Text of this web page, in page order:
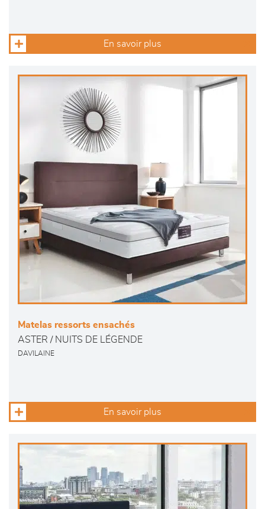
En savoir plus
Matelas ressorts ensachés
ASTER / NUITS DE LÉGENDE
DAVILAINE
En savoir plus